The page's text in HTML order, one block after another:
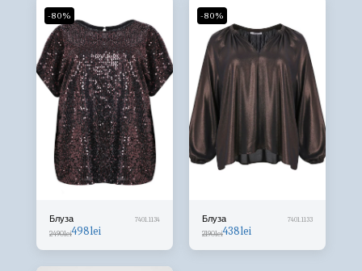
-80%
Блуза 7401.1134
2490lei498lei
-80%
Блуза 7401.1133
2190lei438lei